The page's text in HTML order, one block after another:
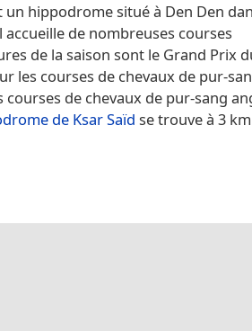
un hippodrome situé à Den Den
accueille de nombreuses courses
de la saison sont le Grand Prix
les courses de chevaux de pur-
de chevaux de pur-sang
de Ksar Saïd se trouve à 3